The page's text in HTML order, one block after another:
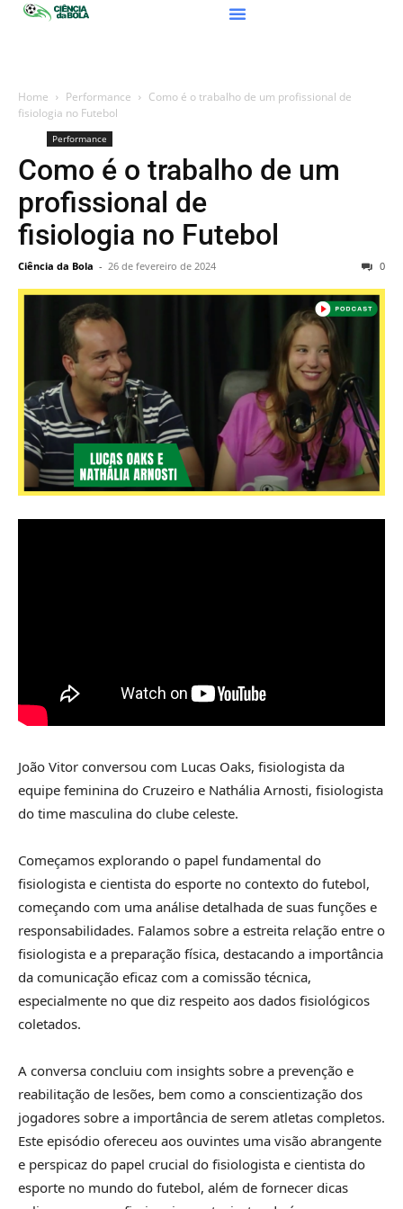
Home Performance
Como é o trabalho de um profissional de
fisiologia no Futebol
Performance
Como é o trabalho de um
profissional de
fisiologia no Futebol
Ciência da Bola - 26 de fevereiro de 2024 0
João Vitor conversou com Lucas Oaks, fisiologista da
equipe feminina do Cruzeiro e Nathália Arnosti, fisiologista
do time masculina do clube celeste.
Começamos explorando o papel fundamental do
fisiologista e cientista do esporte no contexto do futebol,
começando com uma análise detalhada de suas funções e
responsabilidades. Falamos sobre a estreita relação entre o
fisiologista e a preparação física, destacando a importância
da comunicação eficaz com a comissão técnica,
especialmente no que diz respeito aos dados fisiológicos
coletados.
A conversa concluiu com insights sobre a prevenção e
reabilitação de lesões, bem como a conscientização dos
jogadores sobre a importância de serem atletas completos.
Este episódio ofereceu aos ouvintes uma visão abrangente
e perspicaz do papel crucial do fisiologista e cientista do
esporte no mundo do futebol, além de fornecer dicas